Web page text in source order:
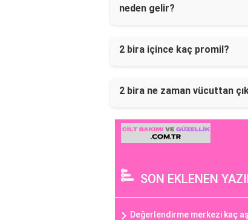
neden gelir?
2 bira içince kaç promil?
2 bira ne zaman vücuttan
SON EKLENEN
Değerlendirme merkezi kaç